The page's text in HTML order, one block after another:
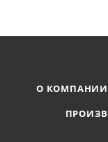
О КОМПАНИИ